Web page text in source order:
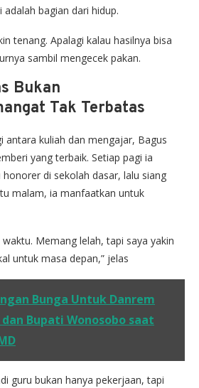
bagian dari hidup.
tenang. Apalagi kalau hasilnya bisa
sambil mengecek pakan.
Bukan
Tak Terbatas
antara kuliah dan mengajar, Bagus
yang terbaik. Setiap pagi ia
di sekolah dasar, lalu siang
malam, ia manfaatkan untuk
waktu. Memang lelah, tapi saya yakin
untuk masa depan,” jelas
Bunga Untuk Danrem
Bupati Wonosobo saat
guru bukan hanya pekerjaan, tapi